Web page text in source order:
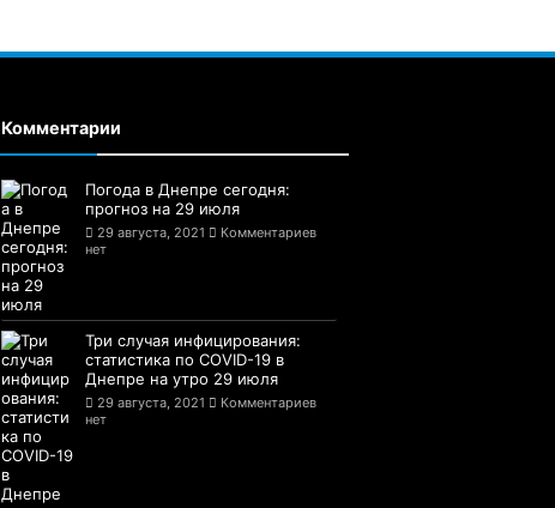
Комментарии
Погода в Днепре сегодня:
прогноз на 29 июля
29 августа, 2021
Комментариев
нет
Три случая инфицирования:
статистика по COVID-19 в
Днепре на утро 29 июля
29 августа, 2021
Комментариев
нет